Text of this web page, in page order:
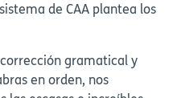
de CAA plantea los
gramatical y
en orden, nos